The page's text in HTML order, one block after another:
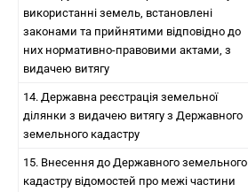
використанні земель, встановлені
законами та прийнятими відповідно до
них нормативно-правовими актами, з
видачею витягу
14. Державна реєстрація земельної
ділянки з видачею витягу з Державного
земельного кадастру
15. Внесення до Державного земельного
кадастру відомостей про межі частини